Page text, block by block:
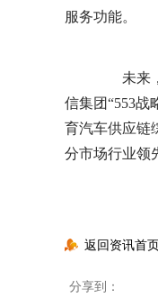
服务功能。
未来，
信集团“553战
育汽车供应链
分市场行业领
返回资讯首
分享到：